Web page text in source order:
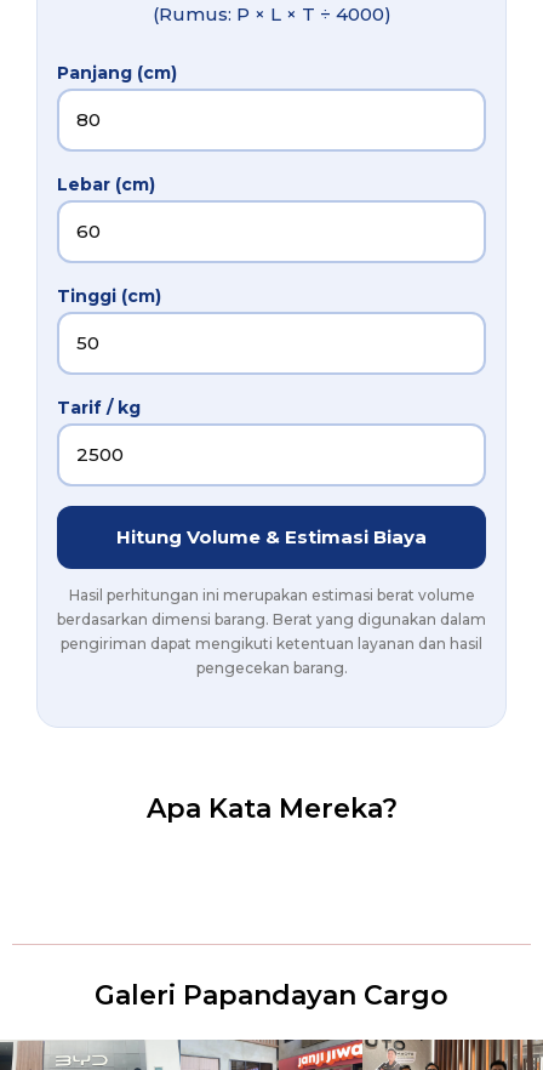
(Rumus: P × L × T ÷ 4000)
Panjang (cm)
Lebar (cm)
Tinggi (cm)
Tarif / kg
Hitung Volume & Estimasi Biaya
Hasil perhitungan ini merupakan estimasi berat volume
berdasarkan dimensi barang. Berat yang digunakan dalam
pengiriman dapat mengikuti ketentuan layanan dan hasil
pengecekan barang.
Apa Kata Mereka?
Galeri Papandayan Cargo